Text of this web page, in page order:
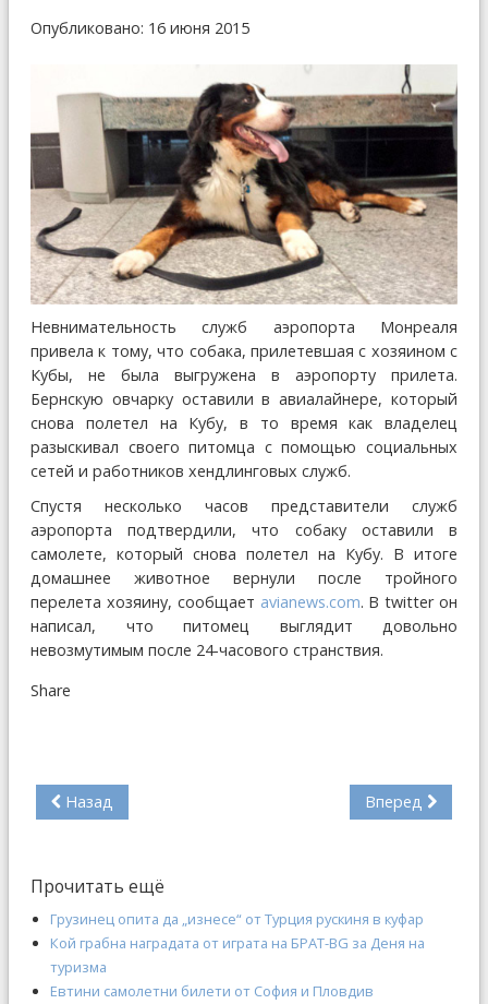
Опубликовано: 16 июня 2015
Невнимательность служб аэропорта Монреаля
привела к тому, что собака, прилетевшая с хозяином с
Кубы, не была выгружена в аэропорту прилета.
Бернскую овчарку оставили в авиалайнере, который
снова полетел на Кубу, в то время как владелец
разыскивал своего питомца с помощью социальных
сетей и работников хендлинговых служб.
Спустя несколько часов представители служб
аэропорта подтвердили, что собаку оставили в
самолете, который снова полетел на Кубу. В итоге
домашнее животное вернули после тройного
перелета хозяину, сообщает avianews.com. В twitter он
написал, что питомец выглядит довольно
невозмутимым после 24-часового странствия.
Share
Назад Вперед
Прочитать ещё
Грузинец опита да „изнесе“ от Турция рускиня в куфар
Кой грабна наградата от играта на БРАТ-BG за Деня на
туризма
Евтини самолетни билети от София и Пловдив